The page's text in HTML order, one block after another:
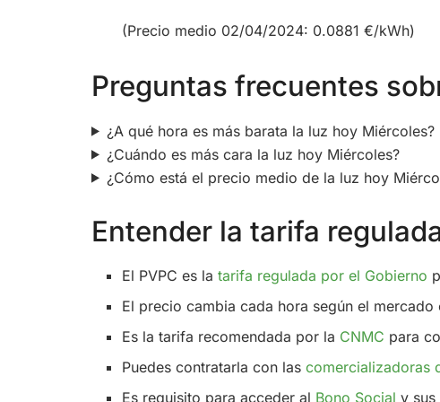
(Precio medio 02/04/2024: 0.0881 €/kWh)
Preguntas frecuentes
¿A qué hora es más barata la luz hoy Miércoles?
¿Cuándo es más cara la luz hoy Miércoles?
¿Cómo está el precio medio de la luz hoy
Entender la tarifa
El PVPC es latarifa regulada por el Gobierno
El precio cambia cada hora según el
Es la tarifa recomendada por la CNMC para
Puedes contratarla con lascomercializadoras
Es requisito para acceder al Bono Social y sus